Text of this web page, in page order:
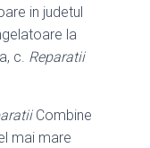
in judetul
la
c. Reparatii
Combine
mai mare